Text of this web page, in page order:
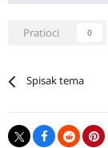
Pratioci 0
Spisak tema